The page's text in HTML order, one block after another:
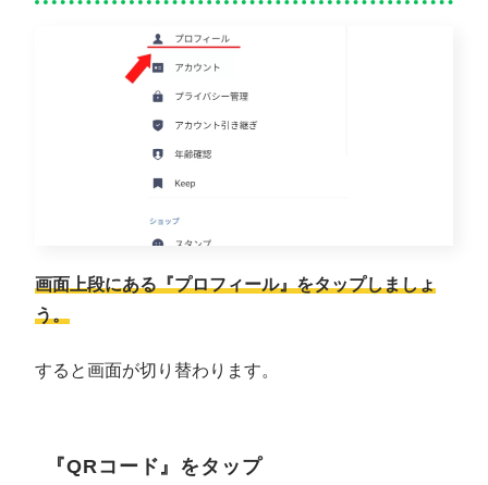
画面上段にある『プロフィール』をタップしましょ
う。
すると画面が切り替わります。
『QRコード』をタップ